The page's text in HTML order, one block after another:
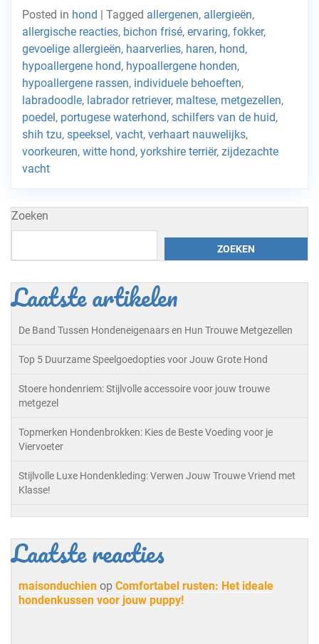
Posted in hond | Tagged allergenen, allergieën,
allergische reacties, bichon frisé, ervaring, fokker,
gevoelige allergieën, haarverlies, haren, hond,
hypoallergene hond, hypoallergene honden,
hypoallergene rassen, individuele behoeften,
labradoodle, labrador retriever, maltese, metgezellen,
poedel, portugese waterhond, schilfers van de huid,
shih tzu, speeksel, vacht, verhaart nauwelijks,
voorkeuren, witte hond, yorkshire terriër, zijdezachte
vacht
Zoeken
ZOEKEN
Laatste artikelen
De Band Tussen Hondeneigenaars en Hun Trouwe Metgezellen
Top 5 Duurzame Speelgoedopties voor Jouw Grote Hond
Stoere hondenriem: Stijlvolle accessoire voor jouw trouwe
metgezel
Topmerken Hondenbrokken: Kies de Beste Voeding voor je
Viervoeter
Stijlvolle Luxe Hondenkleding: Verwen Jouw Trouwe Vriend met
Klasse!
Laatste reacties
maisonduchien op Comfortabel rusten: Het ideale
hondenkussen voor jouw puppy!